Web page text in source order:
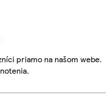
priamo na našom webe.